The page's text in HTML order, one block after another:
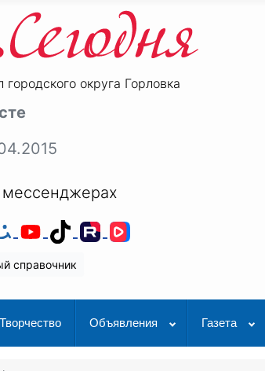
округа Горловка
мессенджерах
Мой Мир
YouTube
TikTokRutube
справочник
Творчество Объявления Газета